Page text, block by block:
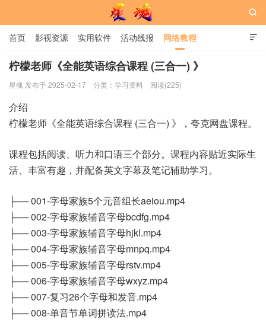

首页 影视资源 实用软件 活动线报 网络教程
用户中心 书籍 娱乐

柠檬老师《全能英语综合课程 (三合一) 》
星魂 发布于 2025-02-17 分类： 学习资料 阅读(225)
介绍
柠檬老师《全能英语综合课程 (三合一) 》，夸克网盘课程。
课程包括阅读、听力和口语三个部分。课程内容贴近实际生
活、丰富有趣，并配备英文字幕及笔记辅助学习。
├── 001-字母家族5个元音组长aeiou.mp4
├── 002-字母家族辅音字母bcdfg.mp4
├── 003-字母家族辅音字母hjkl.mp4
├── 004-字母家族辅音字母mnpq.mp4
├── 005-字母家族辅音字母rstv.mp4
├── 006-字母家族辅音字母wxyz.mp4
├── 007-复习26个字母和发音.mp4
├── 008-单音节单词拼读法.mp4